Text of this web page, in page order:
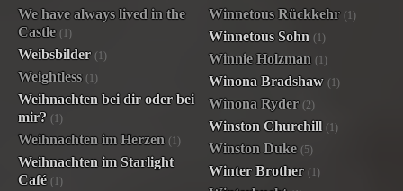
We have always lived in the
Castle (1)
Weibsbilder (1)
Weightless (1)
Weihnachten bei dir oder bei
mir? (1)
Weihnachten im Herzen (1)
Weihnachten im Starlight
Café (1)
Winnetous Rückkehr (1)
Winnetous Sohn (1)
Winnie Holzman (1)
Winona Bradshaw (1)
Winona Ryder (2)
Winston Churchill (1)
Winston Duke (5)
Winter Brother (1)